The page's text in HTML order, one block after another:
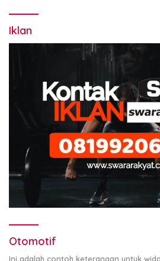
Iklan
Otomotif
Ini adalah contoh keterangan untuk